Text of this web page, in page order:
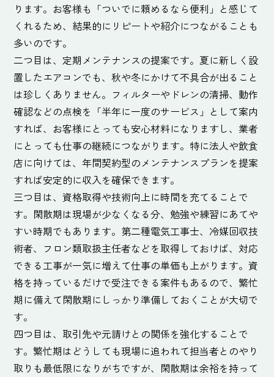
ります。お客様も「ついでに頼めるなら便利」と感じて
くれるため、結果的にリピートや紹介につながることも
多いのです。
二つ目は、定期メンテナンスの提案です。夏に新しく設
置したエアコンでも、秋や冬にかけて不具合が出ること
は珍しくありません。フィルターやドレンの清掃、動作
確認などの点検を「半年に一度のサービス」として案内
すれば、お客様にとっても安心材料になりますし、業者
にとっても仕事の継続につながります。特に法人や飲食
店に向けては、年間契約型のメンテナンスプランを提案
すれば安定的に収入を確保できます。
三つ目は、資格取得や技術向上に時間を充てることで
す。閑散期は現場が少なくなる分、勉強や練習にあてや
すい時期でもあります。第二種電気工事士、冷媒回収技
術者、フロン類取扱主任者などを取得しておけば、対応
できる工事が一気に増えて仕事の単価も上がります。資
格を持っているだけで受注できる案件もあるので、繁忙
期に備えて閑散期にしっかり準備しておくことが大切で
す。
四つ目は、取引先や元請けとの関係を強化することで
す。繁忙期はどうしても現場に追われて担当者とのやり
取りも最低限になりがちですが、閑散期は余裕を持って